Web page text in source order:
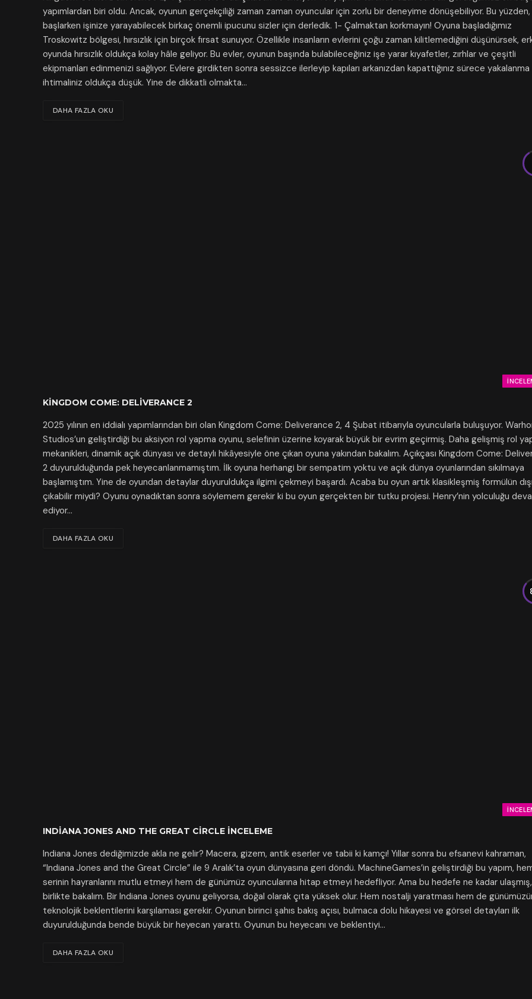
yapımlardan biri oldu. Ancak, oyunun gerçekçiliği zaman zaman oyuncular için zorlu bir deneyime dönüşebiliyor. Bu yüzden,
başlarken işinize yarayabilecek birkaç önemli ipucunu sizler için derledik. 1- Çalmaktan korkmayın! Oyuna başladığımız
Troskowitz bölgesi, hırsızlık için birçok fırsat sunuyor. Özellikle insanların evlerini çoğu zaman kilitlemediğini düşünürsek,
oyunda hırsızlık oldukça kolay hâle geliyor. Bu evler, oyunun başında bulabileceğiniz işe yarar kıyafetler, zırhlar ve çeşitli
ekipmanları edinmenizi sağlıyor. Evlere girdikten sonra sessizce ilerleyip kapıları arkanızdan kapattığınız sürece yakalanma
ihtimaliniz oldukça düşük. Yine de dikkatli olmakta…
DAHA FAZLA OKU
KINGDOM COME: DELIVERANCE 2
2025 yılının en iddialı yapımlarından biri olan Kingdom Come: Deliverance 2, 4 Şubat itibarıyla oyuncularla buluşuyor.
Studios’un geliştirdiği bu aksiyon rol yapma oyunu, selefinin üzerine koyarak büyük bir evrim geçirmiş. Daha gelişmiş rol
mekanikleri, dinamik açık dünyası ve detaylı hikâyesiyle öne çıkan oyuna yakından bakalım. Açıkçası Kingdom Come:
2 duyurulduğunda pek heyecanlanmamıştım. İlk oyuna herhangi bir sempatim yoktu ve açık dünya oyunlarından sıkılmaya
başlamıştım. Yine de oyundan detaylar duyuruldukça ilgimi çekmeyi başardı. Acaba bu oyun artık klasikleşmiş formülün
çıkabilir miydi? Oyunu oynadıktan sonra söylemem gerekir ki bu oyun gerçekten bir tutku projesi. Henry’nin yolculuğu
ediyor…
DAHA FAZLA OKU
INDIANA JONES AND THE GREAT CIRCLE İNCELEME
Indiana Jones dediğimizde akla ne gelir? Macera, gizem, antik eserler ve tabii ki kamçı! Yıllar sonra bu efsanevi kahraman,
“Indiana Jones and the Great Circle” ile 9 Aralık’ta oyun dünyasına geri döndü. MachineGames’in geliştirdiği bu yapım,
serinin hayranlarını mutlu etmeyi hem de günümüz oyuncularına hitap etmeyi hedefliyor. Ama bu hedefe ne kadar
birlikte bakalım. Bir Indiana Jones oyunu geliyorsa, doğal olarak çıta yüksek olur. Hem nostalji yaratması hem de
teknolojik beklentilerini karşılaması gerekir. Oyunun birinci şahıs bakış açısı, bulmaca dolu hikayesi ve görsel detayları ilk
duyurulduğunda bende büyük bir heyecan yarattı. Oyunun bu heyecanı ve beklentiyi…
DAHA FAZLA OKU